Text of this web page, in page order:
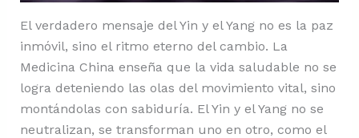
El verdadero mensaje del Yin y el Yang no es la paz
inmóvil, sino el ritmo eterno del cambio. La
Medicina China enseña que la vida saludable no se
logra deteniendo las olas del movimiento vital, sino
montándolas con sabiduría. El Yin y el Yang no se
neutralizan, se transforman uno en otro, como el